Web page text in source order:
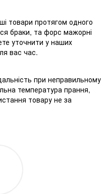
товари протягом одного
браки, та форс мажорні
уточнити у наших
вас час.
при неправильному
температура прання,
товару не за